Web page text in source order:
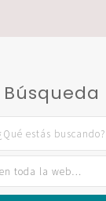
Búsqueda